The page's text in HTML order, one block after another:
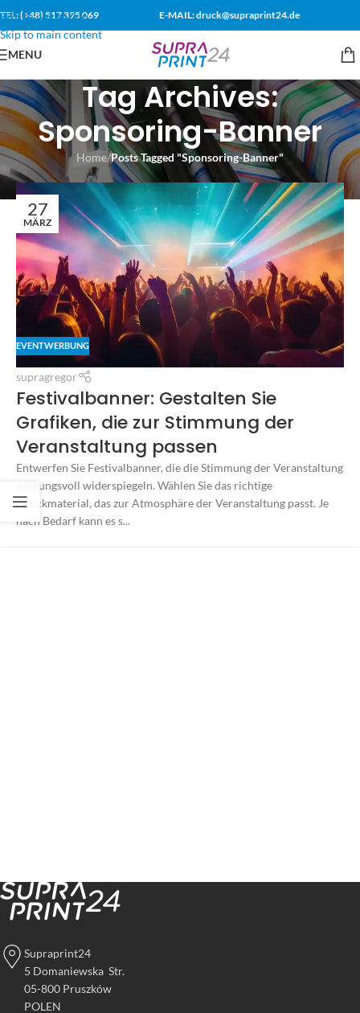
Skip to navigation
Skip to main content
TEL: (+48) 517 395 069 E-MAIL: druck@supraprint24.de
MENU
Tag Archives:
Sponsoring-Banner
Home/Posts Tagged "Sponsoring-Banner"
27
MÄRZ
EVENTWERBUNG
supragregor
Festivalbanner: Gestalten Sie
Grafiken, die zur Stimmung der
Veranstaltung passen
Entwerfen Sie Festivalbanner, die die Stimmung der Veranstaltung
wirkungsvoll widerspiegeln. Wählen Sie das richtige
Druckmaterial, das zur Atmosphäre der Veranstaltung passt. Je
nach Bedarf kann es s...
Supraprint24
5 Domaniewska Str.
05-800 Pruszków
POLEN